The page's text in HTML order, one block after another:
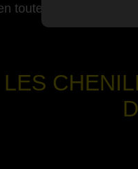
toute sécurité.